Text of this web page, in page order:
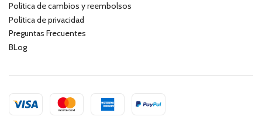
Política de cambios y reembolsos
Política de privacidad
Preguntas Frecuentes
BLog